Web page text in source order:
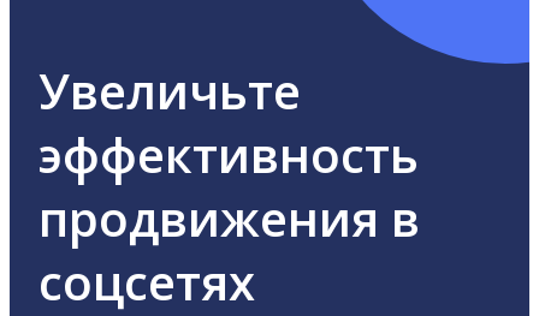
Увеличьте
эффективность
продвижения в
соцсетях